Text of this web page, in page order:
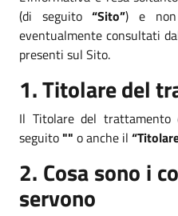
(di seguito“Sito”) e
eventualmente consultati
presenti sul Sito.
1. Titolare del
Il Titolare del
seguito"" o anche il
2. Cosa sono i
servono